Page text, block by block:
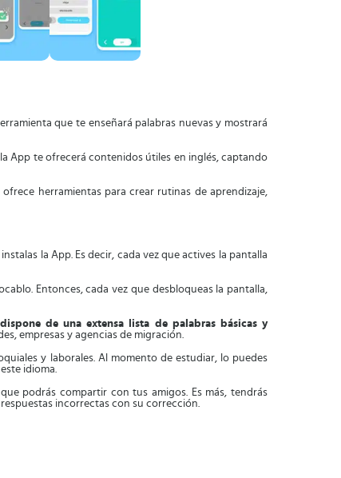
que te enseñará palabras nuevas y mostrará
App te ofrecerá contenidos útiles en inglés, captando
herramientas para crear rutinas de aprendizaje,
la App. Es decir, cada vez que actives la pantalla
Entonces, cada vez que desbloqueas la pantalla,
dispone de una extensa lista de palabras básicas y
empresas y agencias de migración.
y laborales. Al momento de estudiar, lo puedes
idioma.
podrás compartir con tus amigos. Es más, tendrás
incorrectas con su corrección.